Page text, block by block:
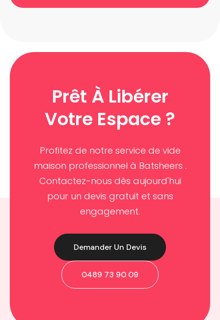
Prêt À Libérer
Votre Espace ?
Profitez de notre service de vide
maison professionnel à Batsheers .
Contactez-nous dès aujourd'hui
pour un devis gratuit et sans
engagement.
Demander Un Devis
0489 73 90 09